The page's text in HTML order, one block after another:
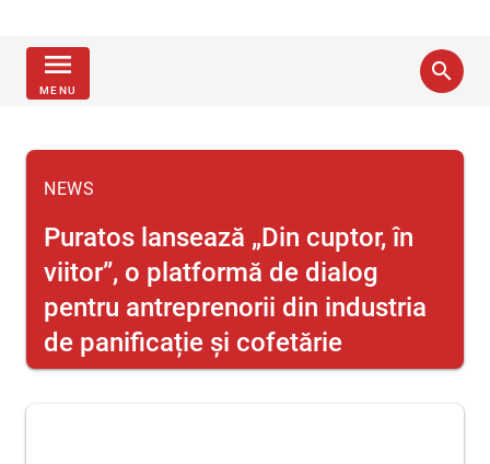
menu
MENU
search
NEWS
Puratos lansează „Din cuptor, în
viitor”, o platformă de dialog
pentru antreprenorii din industria
de panificație și cofetărie